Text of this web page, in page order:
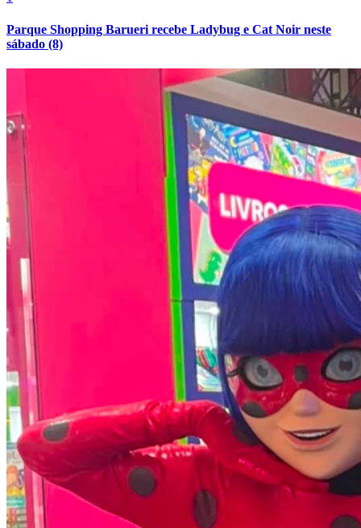
Fluminense
Parque Shopping Barueri recebe Ladybug e Cat Noir neste
sábado (8)